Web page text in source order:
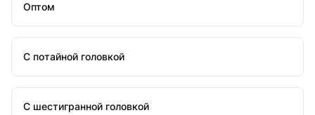
Оптом
С потайной головкой
С шестигранной головкой